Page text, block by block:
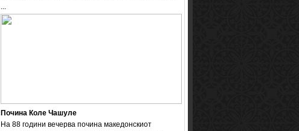
...
Почина Коле Чашуле
На 88 години вечерва почина македонскиот